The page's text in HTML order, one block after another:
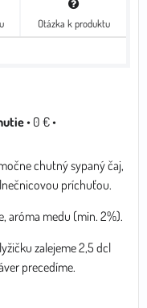
Otázka k produktu
• 0 €•
chutný sypaný čaj,
príchuťou.
aróma medu (min. 2%).
zalejeme 2,5 dcl
precedíme.